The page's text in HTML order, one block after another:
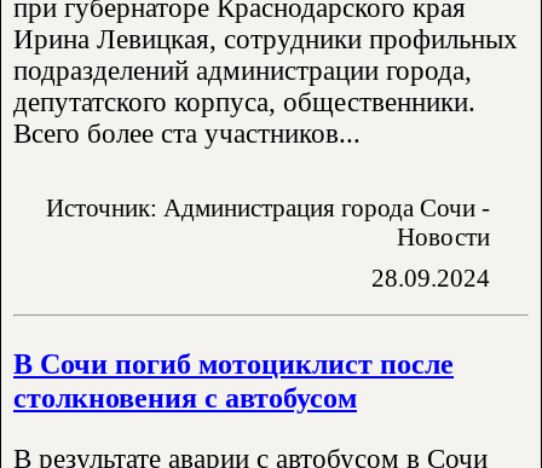
при губернаторе Краснодарского края
Ирина Левицкая, сотрудники профильных
подразделений администрации города,
депутатского корпуса, общественники.
Всего более ста участников...
Источник: Администрация города Сочи -
Новости
28.09.2024
В Сочи погиб мотоциклист после
столкновения с автобусом
В результате аварии с автобусом в Сочи